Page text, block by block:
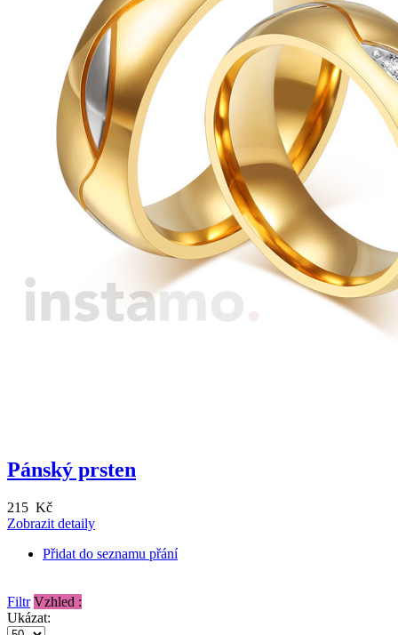
Pánský prsten
215 Kč
Zobrazit detaily
Přidat do seznamu přání
Filtr Vzhled :
Ukázat: